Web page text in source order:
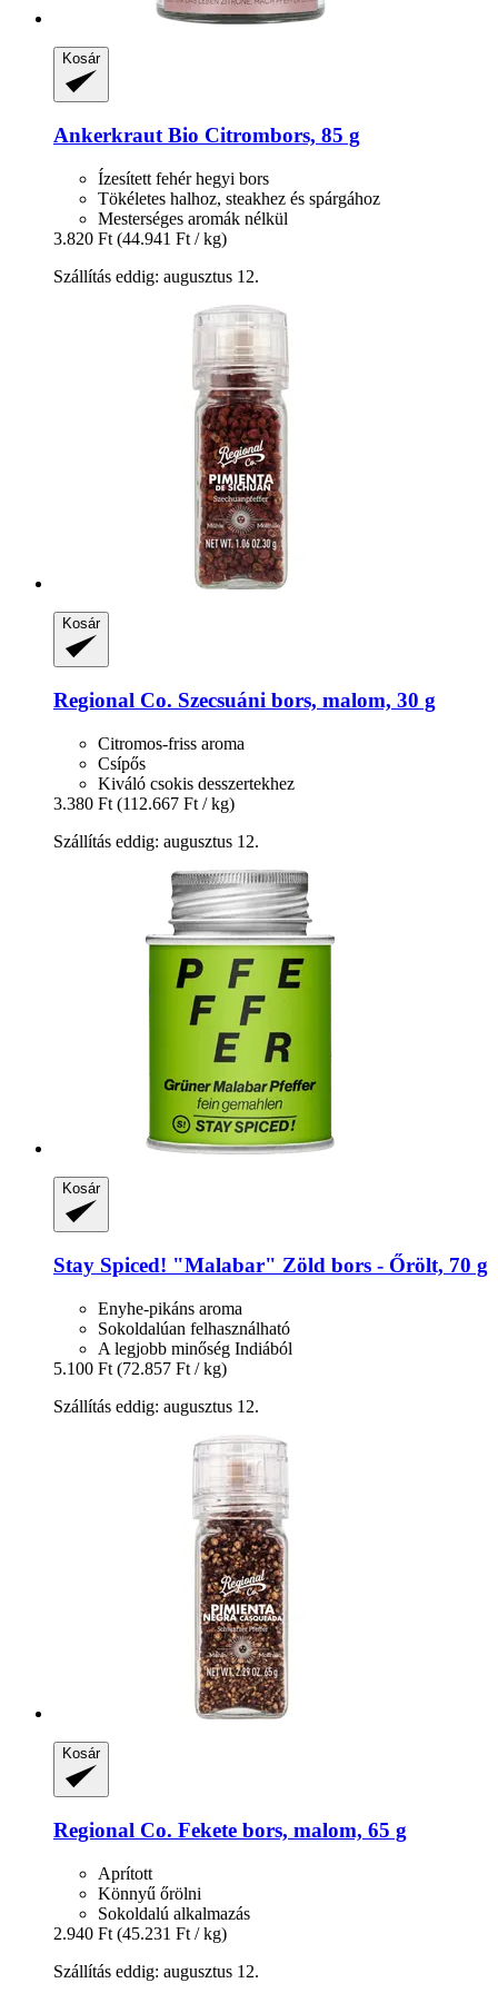
Kosár
Ankerkraut Bio Citrombors, 85 g
Ízesített fehér hegyi bors
Tökéletes halhoz, steakhez és spárgához
Mesterséges aromák nélkül
3.820 Ft (44.941 Ft / kg)
Szállítás eddig: augusztus 12.
Kosár
Regional Co. Szecsuáni bors, malom, 30 g
Citromos-friss aroma
Csípős
Kiváló csokis desszertekhez
3.380 Ft (112.667 Ft / kg)
Szállítás eddig: augusztus 12.
Kosár
Stay Spiced! "Malabar" Zöld bors -​ Őrölt, 70 g
Enyhe-pikáns aroma
Sokoldalúan felhasználható
A legjobb minőség Indiából
5.100 Ft (72.857 Ft / kg)
Szállítás eddig: augusztus 12.
Kosár
Regional Co. Fekete bors, malom, 65 g
Aprított
Könnyű őrölni
Sokoldalú alkalmazás
2.940 Ft (45.231 Ft / kg)
Szállítás eddig: augusztus 12.